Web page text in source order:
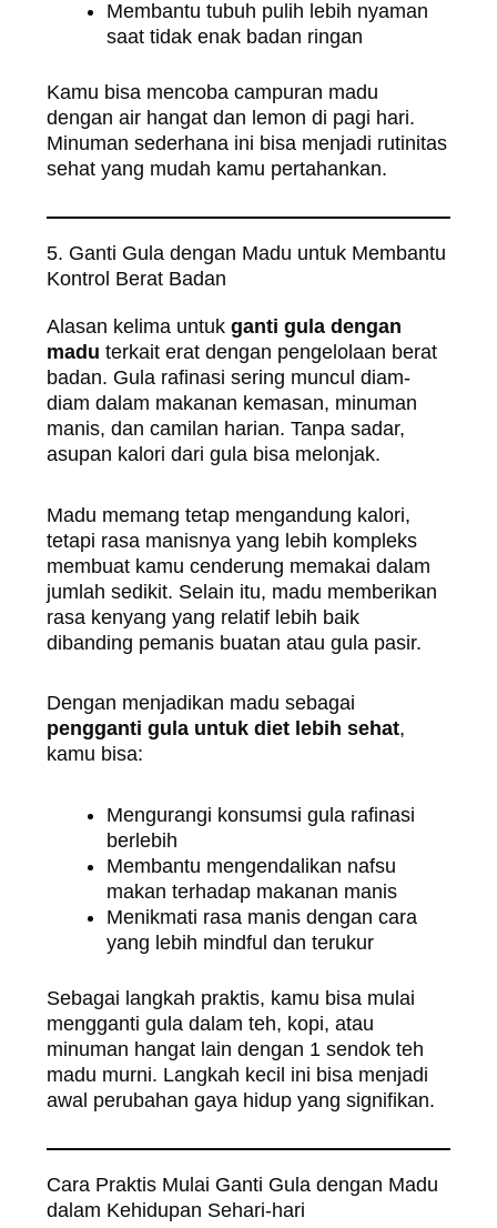
Membantu tubuh pulih lebih nyaman
saat tidak enak badan ringan
Kamu bisa mencoba campuran madu
dengan air hangat dan lemon di pagi hari.
Minuman sederhana ini bisa menjadi rutinitas
sehat yang mudah kamu pertahankan.
5. Ganti Gula dengan Madu untuk Membantu
Kontrol Berat Badan
Alasan kelima untukganti gula dengan
madu terkait erat dengan pengelolaan berat
badan. Gula rafinasi sering muncul diam-
diam dalam makanan kemasan, minuman
manis, dan camilan harian. Tanpa sadar,
asupan kalori dari gula bisa melonjak.
Madu memang tetap mengandung kalori,
tetapi rasa manisnya yang lebih kompleks
membuat kamu cenderung memakai dalam
jumlah sedikit. Selain itu, madu memberikan
rasa kenyang yang relatif lebih baik
dibanding pemanis buatan atau gula pasir.
Dengan menjadikan madu sebagai
pengganti gula untuk diet lebih sehat,
kamu bisa:
Mengurangi konsumsi gula rafinasi
berlebih
Membantu mengendalikan nafsu
makan terhadap makanan manis
Menikmati rasa manis dengan cara
yang lebih mindful dan terukur
Sebagai langkah praktis, kamu bisa mulai
mengganti gula dalam teh, kopi, atau
minuman hangat lain dengan 1 sendok teh
madu murni. Langkah kecil ini bisa menjadi
awal perubahan gaya hidup yang signifikan.
Cara Praktis Mulai Ganti Gula dengan Madu
dalam Kehidupan Sehari-hari